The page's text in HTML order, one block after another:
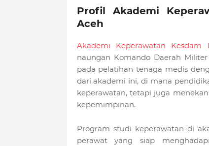
Profil Akademi
Aceh
Akademi Keperawatan Kesdam
naungan Komando Daerah
pada pelatihan tenaga medis
dari akademi ini, di mana
keperawatan, tetapi juga
kepemimpinan.
Program studi keperawatan di
perawat yang siap